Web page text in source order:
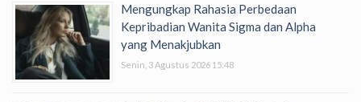
Mengungkap Rahasia Perbedaan
Kepribadian Wanita Sigma dan Alpha
yang Menakjubkan
Senin, 3 Agustus 2026 15:48